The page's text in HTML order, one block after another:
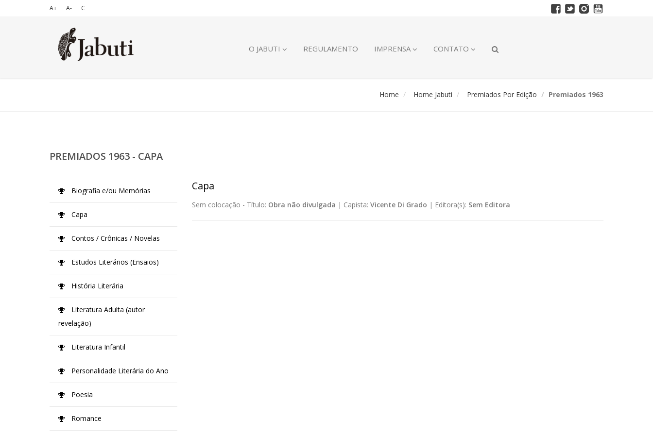
A+ A- C
O JABUTI REGULAMENTO IMPRENSA CONTATO
Home Home Jabuti Premiados Por Edição Premiados 1963
PREMIADOS 1963 - CAPA
Capa
Sem colocação - Título: Obra não divulgada | Capista: Vicente Di Grado | Editora(s): Sem Editora
Biografia e/ou Memórias
Capa
Contos / Crônicas / Novelas
Estudos Literários (Ensaios)
História Literária
Literatura Adulta (autor
revelação)
Literatura Infantil
Personalidade Literária do Ano
Poesia
Romance